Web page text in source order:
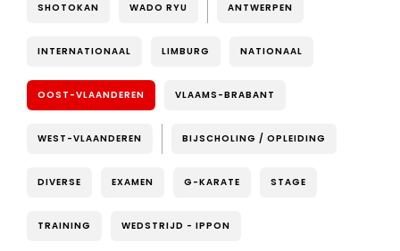
SHOTOKAN WADO RYU ANTWERPEN
INTERNATIONAAL LIMBURG NATIONAAL
OOST-VLAANDEREN VLAAMS-BRABANT
WEST-VLAANDEREN BIJSCHOLING / OPLEIDING
DIVERSE EXAMEN G-KARATE STAGE
TRAINING WEDSTRIJD - IPPON